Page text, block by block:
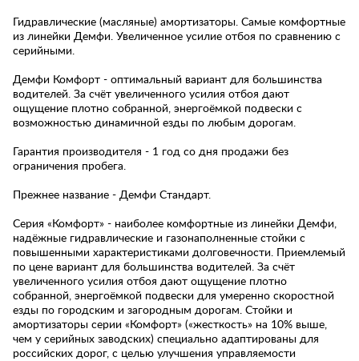
Гидравлические (масляные) амортизаторы. Самые комфортные
из линейки Демфи. Увеличенное усилие отбоя по сравнению с
серийными.
Демфи Комфорт - оптимальный вариант для большинства
водителей. За счёт увеличенного усилия отбоя дают
ощущение плотно собранной, энергоёмкой подвески с
возможностью динамичной езды по любым дорогам.
Гарантия производителя - 1 год со дня продажи без
ограничения пробега.
Прежнее название - Демфи Стандарт.
Серия «Комфорт» - наиболее комфортные из линейки Демфи,
надёжные гидравлические и газонаполненные стойки с
повышенными характеристиками долговечности. Приемлемый
по цене вариант для большинства водителей. За счёт
увеличенного усилия отбоя дают ощущение плотно
собранной, энергоёмкой подвески для умеренно скоростной
езды по городским и загородным дорогам. Стойки и
амортизаторы серии «Комфорт» («жесткость» на 10% выше,
чем у серийных заводских) специально адаптированы для
российских дорог, с целью улучшения управляемости